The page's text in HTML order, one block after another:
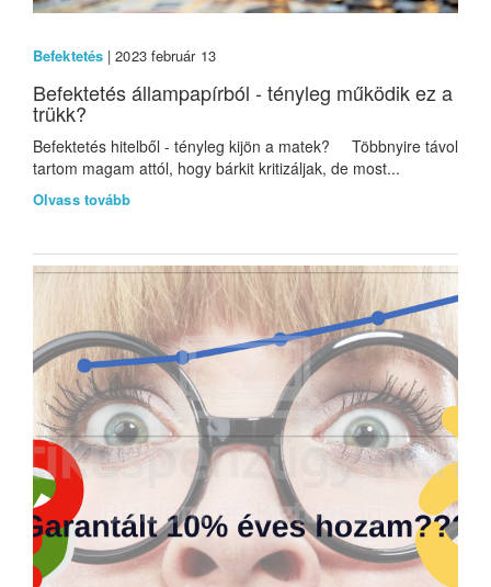
Befektetés | 2023 február 13
Befektetés állampapírból - tényleg működik ez a
trükk?
Befektetés hitelből - tényleg kijön a matek? Többnyire távol
tartom magam attól, hogy bárkit kritizáljak, de most...
Olvass tovább